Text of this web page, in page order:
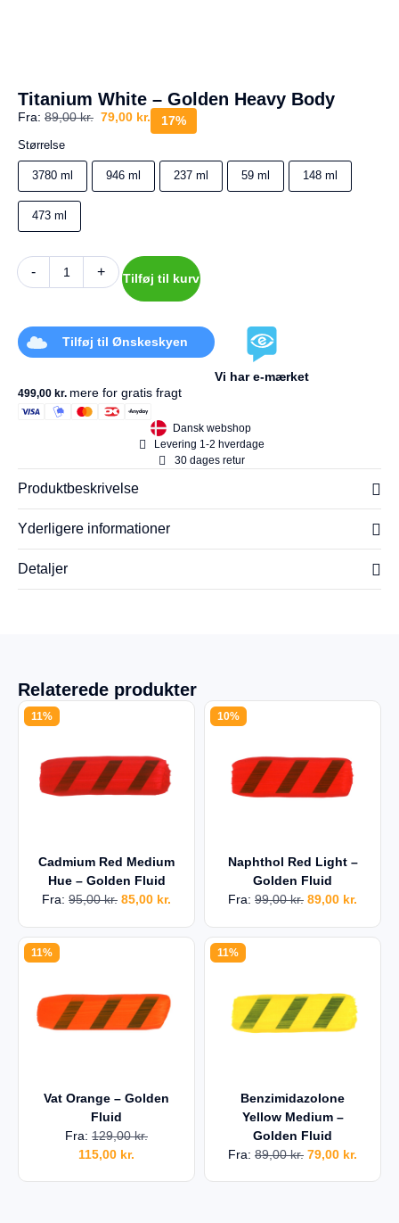
t
u
Din
kurv
er
Titanium White – Golden Heavy Body
Fra: 89,00kr. 79,00 kr. 17%
Størrelse
3780 ml 946 ml 237 ml 59 ml 148 ml
473 ml
- + Tilføj til kurv
Tilføj til Ønskeskyen
Vi har e-mærket
499,00 kr. mere for gratis fragt
Dansk webshop
Levering 1-2 hverdage
30 dages retur
Produktbeskrivelse
Yderligere informationer
Detaljer
Relaterede produkter
11%
Cadmium Red Medium
Hue – Golden Fluid
Fra: 95,00kr. 85,00 kr.
10%
Naphthol Red Light –
Golden Fluid
Fra: 99,00kr. 89,00 kr.
11%
Vat Orange – Golden
Fluid
Fra: 129,00kr.
115,00 kr.
11%
Benzimidazolone
Yellow Medium –
Golden Fluid
Fra: 89,00kr. 79,00 kr.